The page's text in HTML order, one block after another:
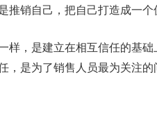
推销自己，把自己打造成一
样，是建立在相互信任的基
，是为了销售人员最为关注